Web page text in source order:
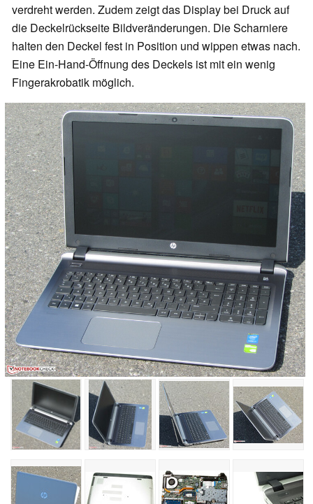
verdreht werden. Zudem zeigt das Display bei Druck auf
die Deckelrückseite Bildveränderungen. Die Scharniere
halten den Deckel fest in Position und wippen etwas nach.
Eine Ein-Hand-Öffnung des Deckels ist mit ein wenig
Fingerakrobatik möglich.